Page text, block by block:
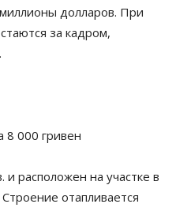
долларов. При
за кадром,
8 000 гривен
расположен на участке в
отапливается